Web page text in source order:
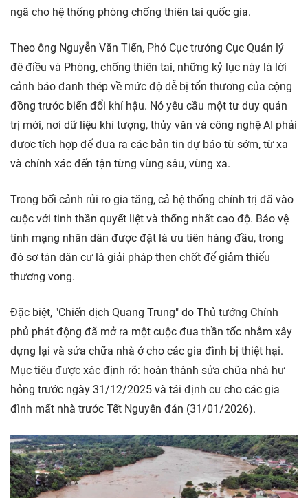
ngã cho hệ thống phòng chống thiên tai quốc gia.
Theo ông Nguyễn Văn Tiến, Phó Cục trưởng Cục Quản lý
đê điều và Phòng, chống thiên tai, những kỷ lục này là lời
cảnh báo đanh thép về mức độ dễ bị tổn thương của cộng
đồng trước biến đổi khí hậu. Nó yêu cầu một tư duy quản
trị mới, nơi dữ liệu khí tượng, thủy văn và công nghệ AI phải
được tích hợp để đưa ra các bản tin dự báo từ sớm, từ xa
và chính xác đến tận từng vùng sâu, vùng xa.
Trong bối cảnh rủi ro gia tăng, cả hệ thống chính trị đã vào
cuộc với tinh thần quyết liệt và thống nhất cao độ. Bảo vệ
tính mạng nhân dân được đặt là ưu tiên hàng đầu, trong
đó sơ tán dân cư là giải pháp then chốt để giảm thiểu
thương vong.
Đặc biệt, "Chiến dịch Quang Trung" do Thủ tướng Chính
phủ phát động đã mở ra một cuộc đua thần tốc nhằm xây
dựng lại và sửa chữa nhà ở cho các gia đình bị thiệt hại.
Mục tiêu được xác định rõ: hoàn thành sửa chữa nhà hư
hỏng trước ngày 31/12/2025 và tái định cư cho các gia
đình mất nhà trước Tết Nguyên đán (31/01/2026).